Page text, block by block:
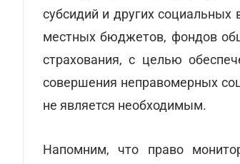
субсидий и других социальных
местных бюджетов, фондов
страхования, с целью
совершения неправомерных
не является необходимым.
Напомним, что право